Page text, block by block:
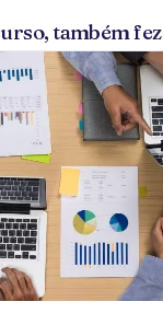
também fez